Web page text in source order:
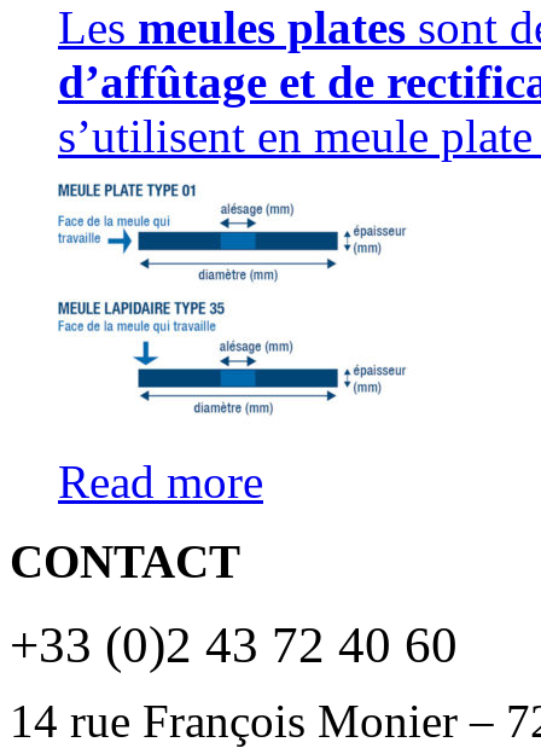
Les meules plates sont
d’affûtage et de
s’utilisent en meule
Read more
CONTACT
+33 (0)2 43 72 40 60
14 rue François Monier –